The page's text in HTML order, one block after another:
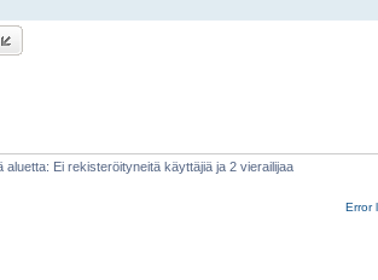
aluetta: Ei rekisteröityneitä käyttäjiä ja 2 vierailijaa
Error